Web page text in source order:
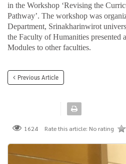
in the Workshop ‘Revising the
Pathway’. The workshop was
Department, Srinakharinwirot
the Faculty of Humanities presented
Modules to other faculties.
Previous Article
1624 Rate this article: No rating